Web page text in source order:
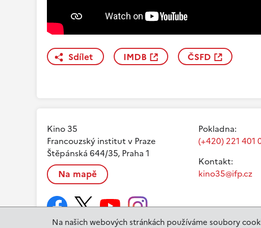
Na našich webových stránkách používáme soubory
Sdílet IMDB ČSFD
Kino 35
Francouzský institut v Praze
Štěpánská 644/35, Praha 1
Na mapě
Pokladna:
(+420) 221 401
Kontakt:
kino35@ifp.cz